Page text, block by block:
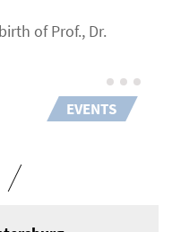
of Prof., Dr.
EVENTS